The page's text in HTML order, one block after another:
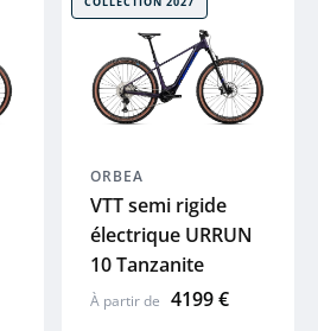
ORBEA
VTT semi rigide
électrique URRUN
10 Tanzanite
À partir de 4199 €